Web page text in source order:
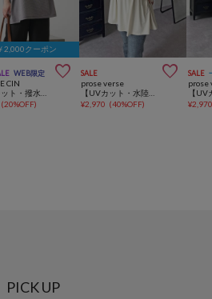
2,000クーポン
WEB限定 
CIN
(20%OFF)
SALE 
prose verse
¥2,970 (40%OFF)
SALE
prose
¥
PICK UP